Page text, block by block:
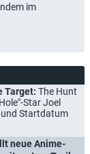
im
Target: The Hunt
Star Joel
Startdatum
neue Anime-